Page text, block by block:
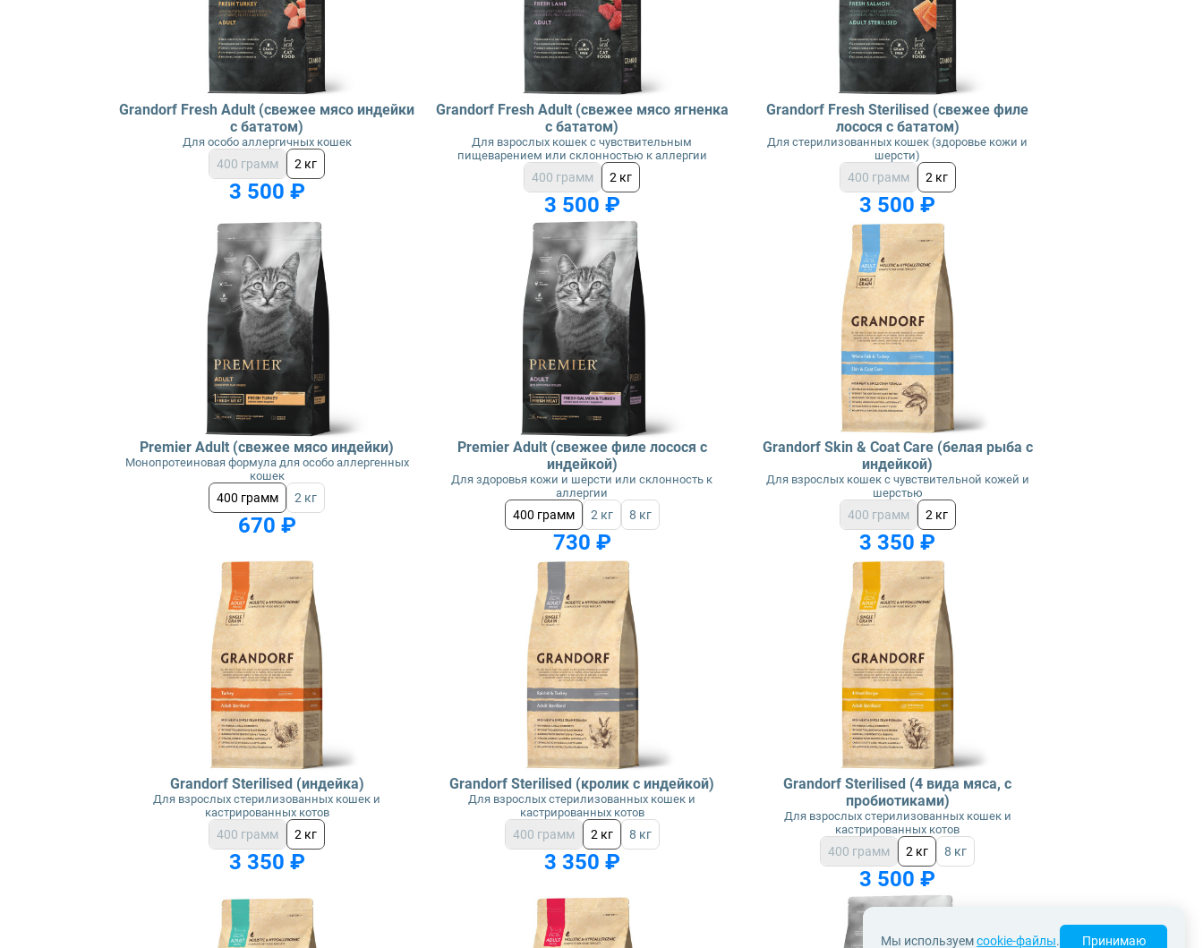
Grandorf Fresh Adult (свежее мясо индейки
с бататом)
Для особо аллергичных кошек
400 грамм 2 кг
3 500 ₽
Grandorf Fresh Adult (свежее мясо ягненка
с бататом)
Для взрослых кошек с чувствительным
пищеварением или склонностью к аллергии
400 грамм 2 кг
3 500 ₽
Grandorf Fresh Sterilised (свежее филе
лосося с бататом)
Для стерилизованных кошек (здоровье кожи и
шерсти)
400 грамм 2 кг
3 500 ₽
Premier Adult (свежее мясо индейки)
Монопротеиновая формула для особо аллергенных
кошек
400 грамм 2 кг
670 ₽
Premier Adult (свежее филе лосося с
индейкой)
Для здоровья кожи и шерсти или склонность к
аллергии
400 грамм 2 кг 8 кг
730 ₽
Grandorf Skin & Coat Care (белая рыба с
индейкой)
Для взрослых кошек с чувствительной кожей и
шерстью
400 грамм 2 кг
3 350 ₽
Grandorf Sterilised (индейка)
Для взрослых стерилизованных кошек и
кастрированных котов
400 грамм 2 кг
3 350 ₽
Grandorf Sterilised (кролик с индейкой)
Для взрослых стерилизованных кошек и
кастрированных котов
400 грамм 2 кг 8 кг
3 350 ₽
Grandorf Sterilised (4 вида мяса, с
пробиотиками)
Для взрослых стерилизованных кошек и
кастрированных котов
400 грамм 2 кг 8 кг
3 500 ₽
Мы используемcookie-файлы. Принимаю